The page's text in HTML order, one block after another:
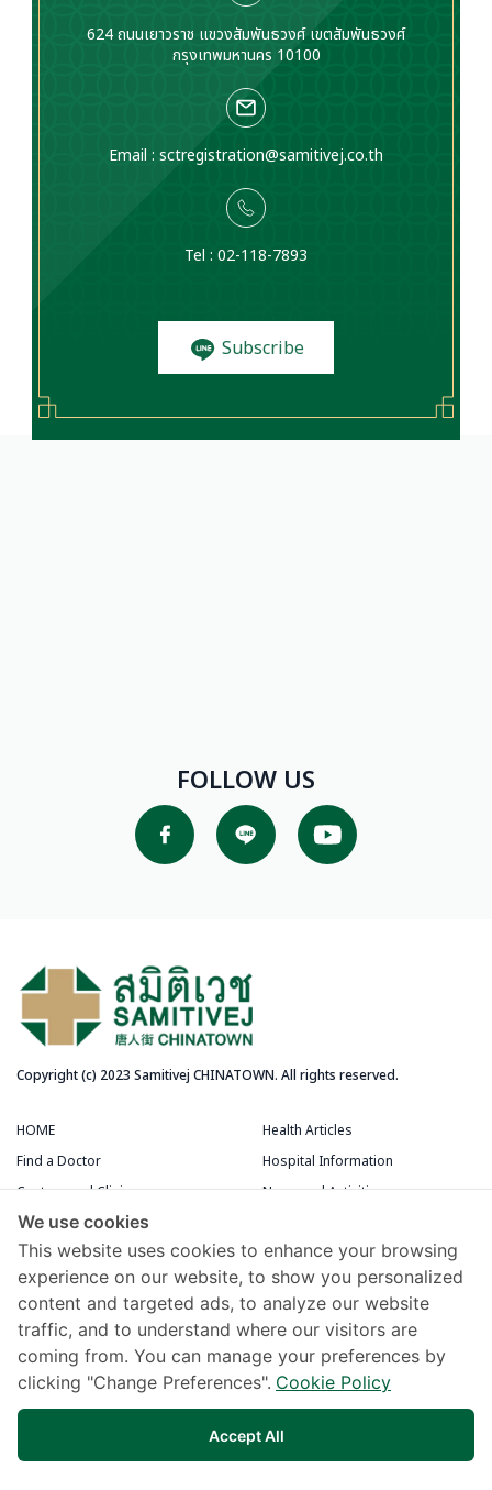
624 ถนนเยาวราช แขวงสัมพันธวงศ์ เขตสัมพันธวงศ์
กรุงเทพมหานคร 10100
Email : sctregistration@samitivej.co.th
Tel : 02-118-7893
Subscribe
FOLLOW US
Copyright (c) 2023 Samitivej CHINATOWN. All rights reserved.
HOME
Find a Doctor
Centers and Clinics
Medical Centers
Terms and Conditions
Health Articles
Hospital Information
News and Activities
Patient Rooms
Chivawattana Membership Card
Maps and Directions
Samitivej Virtual Hospital
We use cookies
This website uses cookies to enhance your browsing
experience on our website, to show you personalized
content and targeted ads, to analyze our website
traffic, and to understand where our visitors are
coming from. You can manage your preferences by
clicking "Change Preferences". Cookie Policy
Accept All